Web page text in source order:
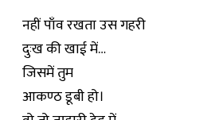
नहीं पाँव रखता उस गहरी
दुःख की खाई में…
जिसमें तुम
आकण्ठ डूबी हो।